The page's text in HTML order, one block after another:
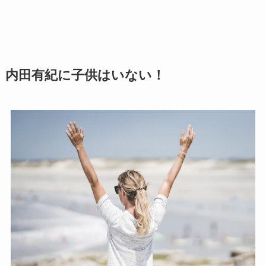
内田有紀に子供はいない！